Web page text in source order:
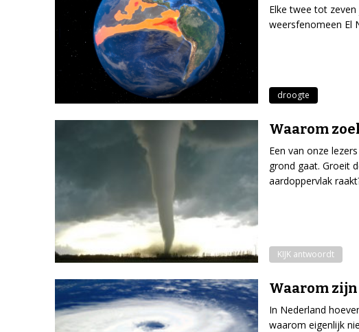
Elke twee tot
weersfenomeen El
droogte
Waarom
Een van onze
grond gaat. Groeit
aardoppervlak
KIJK antwoordt
Waarom
In Nederland
waarom eigenlijk